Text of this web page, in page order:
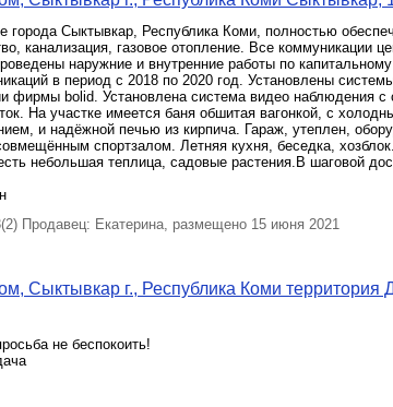
города Сыктывкар, Республика Коми, полностью
канализация, газовое отопление. Все коммуникации
наружние и внутренние работы по
в период с 2018 по 2020 год. Установлены
фирмы bolid. Установлена система видео наблюдения с
На участке имеется баня обшитая вагонкой, с
и надёжной печью из кирпича. Гараж, утеплен,
спортзалом. Летняя кухня, беседка,
небольшая теплица, садовые растения.В шаговой
Продавец: Екатерина, размещено 15 июня 2021
Сыктывкар г., Республика Коми территория
не беспокоить!